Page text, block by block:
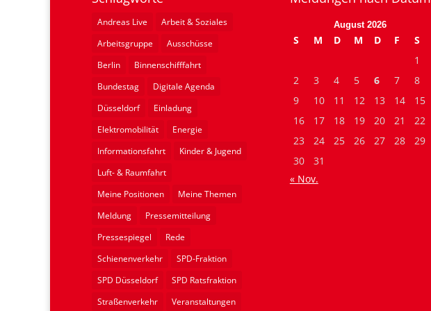
Andreas Live
Arbeit & Soziales
Arbeitsgruppe
Ausschüsse
Berlin
Binnenschifffahrt
Bundestag
Digitale Agenda
Düsseldorf
Einladung
Elektromobilität
Energie
Informationsfahrt
Kinder & Jugend
Luft- & Raumfahrt
Meine Positionen
Meine Themen
Meldung
Pressemitteilung
Pressespiegel
Rede
Schienenverkehr
SPD-Fraktion
SPD Düsseldorf
SPD Ratsfraktion
Straßenverkehr
Veranstaltungen
August 2026
S M D M D F
S
1
2
3 4 5 6 7
8
9
10 11 12 13 14
15
16
17 18 19 20 21
22
23
24 25 26 27 28
29
30
31
« Nov.